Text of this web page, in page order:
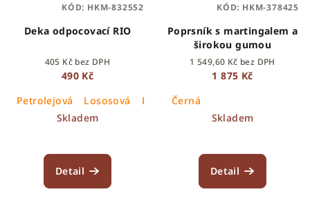
Deka odpocovací RIO
405 Kč bez DPH
490 Kč
Petrolejová
Lososová Lila Růžová
Skladem
Detail
KÓD: HKM-832552
Poprsník s martingalem a
širokou gumou
1 549,60 Kč bez DPH
1 875 Kč
Černá
Skladem
Detail
KÓD: HKM-378425